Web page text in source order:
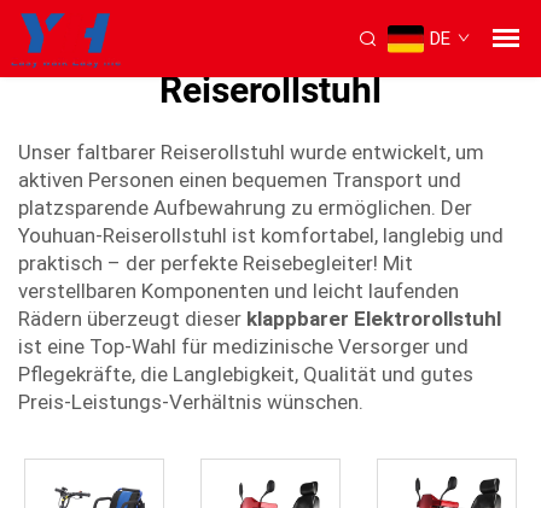
DE
Zusammenklappbarer
Reiserollstuhl
Unser faltbarer Reiserollstuhl wurde entwickelt, um
aktiven Personen einen bequemen Transport und
platzsparende Aufbewahrung zu ermöglichen. Der
Youhuan-Reiserollstuhl ist komfortabel, langlebig und
praktisch – der perfekte Reisebegleiter! Mit
verstellbaren Komponenten und leicht laufenden
Rädern überzeugt dieser klappbarer Elektrorollstuhl
ist eine Top-Wahl für medizinische Versorger und
Pflegekräfte, die Langlebigkeit, Qualität und gutes
Preis-Leistungs-Verhältnis wünschen.